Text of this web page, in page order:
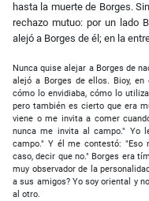
hasta la muerte de Borges.
rechazo mutuo: por un lado
alejó a Borges de él; en la
Nunca quise alejar a Borges de
alejó a Borges de ellos. Bioy,
cómo lo envidiaba, cómo lo
pero también es cierto que era
viene o me invita a comer
nunca me invita al campo." Yo
campo." Y él me contestó: "Eso
caso, decir que no." Borges era
muy observador de la
a sus amigos? Yo soy oriental y
al otro.